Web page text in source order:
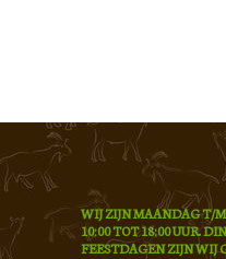
WIJ ZIJN MAANDAG T/
10:00 TOT 18:00 UUR.
FEESTDAGEN ZIJN WIJ